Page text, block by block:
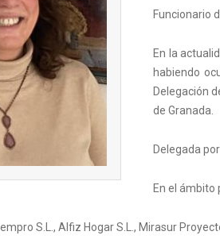
Funcionario
En la
habiendo
Delegación
de Granada.
Delegada
En el
S.L., Alfiz Hogar S.L., Mirasur